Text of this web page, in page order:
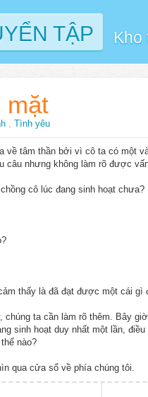
TẬP Kho
mặt
, Tình yêu
về tâm thần bởi vì cô ta có một
câu nhưng không làm rõ được
cô lúc đang sinh hoạt chưa?
thấy là đã đạt được một cái gì
chúng ta cần làm rõ thêm. Bây
sinh hoạt duy nhất một lần,
nào?
qua cửa sổ về phía chúng tôi.